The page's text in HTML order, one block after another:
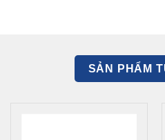
SẢN PHẨM